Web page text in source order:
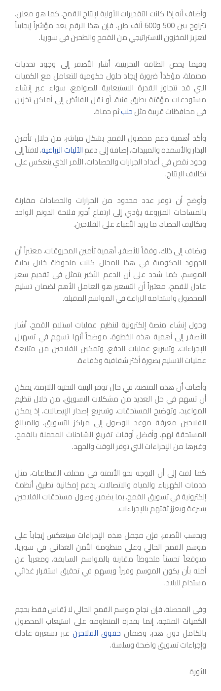
وأضاف أنه إذا كانت التقديرات الأولية لإنتاج القمح، كما هو معلن،
تتراوح بين 500 و600 ألف طن، فإن هذا الرقم يعد مؤشراً إيجابياً
لتعزيز المخزون الاستراتيجي من القمح والطحين في سوريا.
وفيما يخص الطاقة التخزينية، أشار الأصفر إلى وجود تحديات
محتملة، مؤكداً ضرورة إيجاد حلول حكومية للتعامل مع الكميات
التي قد تتجاوز القدرة الاستيعابية للصوامع، سواء عبر إنشاء
مستودعات مؤقتة بطرق فنية، أو نقل الفائض إلى أماكن تخزين
في محافظات قريبة مثلحلبثم حماة.
وأكد أهمية دعم محصول القمح بشكل مباشر، من خلال تأمين
البذار والأسمدة والمبيدات، إضافة إلى دعمالآليات الزراعية، لافتاً إلى
وجود نقص في أعداد الجرارات والحصادات، الأمر الذي ينعكس على
تكاليف الإنتاج.
وأوضح أن توفر عدد محدود من الجرارات والحصادات مقارنة
بالمساحات المزروعة يؤدي إلى ارتفاع أجور فلاحة الدونم الواحد
وتكاليف الحصاد، ما يزيد الأعباء على الفلاحين.
ويضاف إلى ذلك، وفقاً للأصفر، أهمية تأمين المحروقات، معتبراً أن
الجهود الحكومية في هذا المجال كانت ملحوظة خلال بداية
الموسم، كما شدد على أن الدعم الأكبر يتمثل في تقديم سعر
عادل للقمح، معتبراً أن التسعير هو العامل الأهم لضمان تسليم
المحصول واستدامة الزراعة في المواسم المقبلة.
وحول إنشاء منصة إلكترونية لتنظيم عمليات استلام القمح، أشار
الأصفر إلى أهمية هذه الخطوة، موضحاً أنها تسهم في تسهيل
الإجراءات، وتسريع عمليات الدفع، وتمكين الفلاحين من متابعة
عمليات التسليم بصورة أكثر شفافية وكفاءة.
وأضاف أن هذه المنصة، في حال توفر البنية التحتية اللازمة، يمكن
أن تسهم في حل العديد من مشكلات التسويق، من خلال تنظيم
المواعيد، وتوضيح المستحقات، وتسريع إصدار الإيصالات، إذ يمكن
للفلاحين معرفة موعد الوصول إلى مراكز التسويق، والمبالغ
المستحقة لهم، وأفضل أوقات تفريغ الشاحنات المحملة بالقمح،
وغيرها من الإجراءات التي توفر الوقت والجهد.
كما لفت إلى أن التوجه نحو الأتمتة في مختلف القطاعات، مثل
خدمات الكهرباء والمياه والاتصالات، يدعم إمكانية تطبيق أنظمة
إلكترونية في تسويق القمح، بما يضمن وصول مستحقات الفلاحين
بسرعة ويعزز ثقتهم بالإجراءات.
وبحسب الأصفر، فإن مجمل هذه الإجراءات سينعكس إيجاباً على
موسم القمح الحالي وعلى منظومة الأمن الغذائي في سوريا،
متوقعاً تحسناً ملحوظاً مقارنة بالمواسم السابقة، ومعرباً عن
أمله بأن يكون الموسم وفيراً ويسهم في تحقيق استقرار غذائي
مستدام للبلاد.
وفي المحصلة، فإن نجاح موسم القمح الحالي لا يُقاس فقط بحجم
الكميات المنتجة، إنما بقدرة المنظومة على استيعاب المحصول
بالكامل دون هدر، وضمان حقوق الفلاحين عبر تسعيرة عادلة
وإجراءات تسويق واضحة وسلسة.
الثورة